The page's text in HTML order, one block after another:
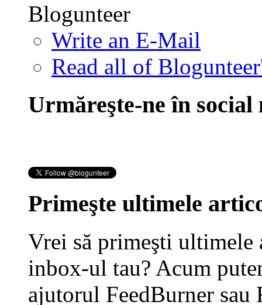
Blogunteer
Write an E-Mail
Read all of
Urmăreşte-ne în social
Primeşte ultimele
Vrei să primeşti
inbox-ul tau? Acum
ajutorul FeedBurner sau